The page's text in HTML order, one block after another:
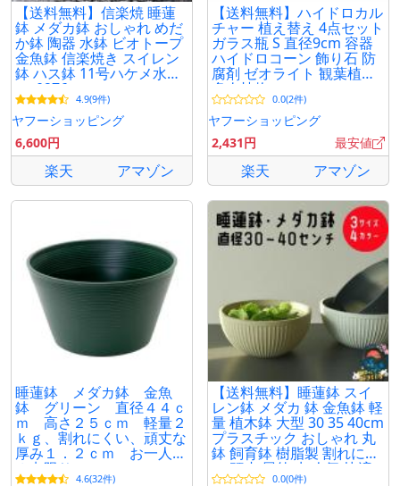
【送料無料】信楽焼 睡蓮
鉢 メダカ鉢 おしゃれ めだ
か鉢 陶器 水鉢 ビオトープ
金魚鉢 信楽焼き スイレン
鉢 ハス鉢 11号ハケメ水鉢
su-0276
4.9(9件)
ヤフーショッピング
6,600円
楽天 アマゾン
【送料無料】ハイドロカル
チャー 植え替え 4点セット
ガラス瓶 S 直径9cm 容器
ハイドロコーン 飾り石 防
腐剤 ゼオライト 観葉植物
多肉植物
0.0(2件)
ヤフーショッピング
2,431円
最安値
楽天 アマゾン
睡蓮鉢 メダカ鉢 金魚
鉢 グリーン 直径４４ｃ
ｍ 高さ２５ｃｍ 軽量２
ｋｇ、割れにくい、頑丈な
厚み１．２ｃｍ お一人様
３点限り
4.6(32件)
【送料無料】睡蓮鉢 スイ
レン鉢 メダカ 鉢 金魚鉢 軽
量 植木鉢 大型 30 35 40cm
プラスチック おしゃれ 丸
鉢 飼育鉢 樹脂製 割れにく
い 頑丈 屋外 水 人気 快適
0.0(0件)